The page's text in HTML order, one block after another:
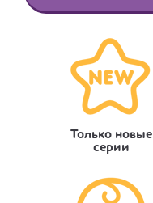
Только новые
серии